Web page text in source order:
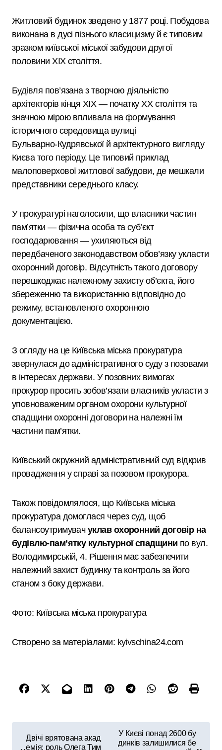
Житловий будинок зведено у 1877 році. Побудова
виконана в дусі пізнього класицизму й є типовим
зразком київської міської забудови другої
половини XIX століття.
Будівля пов’язана з творчою діяльністю
архітекторів кінця XIX — початку XX століття та
значною мірою впливала на формування
історичного середовища вулиці
Бульварно‑Кудрявської й архітектурного вигляду
Києва того періоду. Це типовий приклад
малоповерхової житлової забудови, де мешкали
представники середнього класу.
У прокуратурі наголосили, що власники частин
пам’ятки — фізична особа та суб’єкт
господарювання — ухиляються від
передбаченого законодавством обов’язку укласти
охоронний договір. Відсутність такого договору
перешкоджає належному захисту об’єкта, його
збереженню та використанню відповідно до
режиму, встановленого охоронною
документацією.
З огляду на це Київська міська прокуратура
звернулася до адміністративного суду з позовами
в інтересах держави. У позовних вимогах
прокурор просить зобов’язати власників укласти з
уповноваженим органом охорони культурної
спадщини охоронні договори на належні їм
частини пам’ятки.
Київський окружний адміністративний суд відкрив
провадження у справі за позовом прокурора.
Також повідомлялося, що Київська міська
прокуратура домоглася через суд, щоб
балансоутримувач уклав охоронний договір на
будівлю‑пам’ятку культурної спадщини по вул.
Володимирській, 4. Рішення має забезпечити
належний захист будинку та контроль за його
станом з боку держави.
Фото: Київська міська прокуратура
Створено за матеріалами: kyivschina24.com
Двічі врятована акад
емія: роль Олега Тим
У Києві понад 2600 бу
динків залишилися бе